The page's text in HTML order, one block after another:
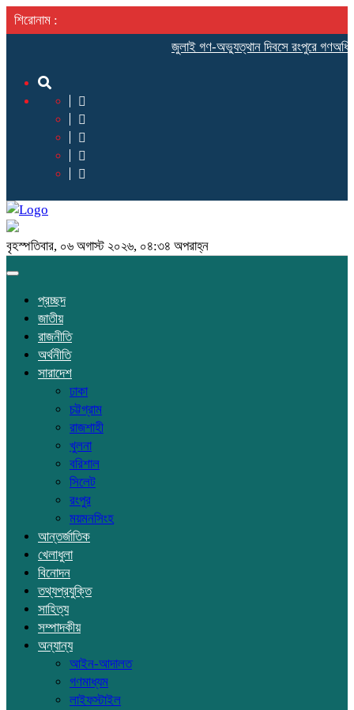
শিরোনাম :
‎জুলাই গণ-অভ্যুত্থান দিবসে রংপুরে
বৃহস্পতিবার, ০৬ অগাস্ট ২০২৬, ০৪:৩৪ অপরাহ্ন
Toggle
প্রচ্ছদ
জাতীয়
রাজনীতি
অর্থনীতি
সারাদেশ
ঢাকা
চট্টগ্রাম
রাজশাহী
খুলনা
বরিশাল
সিলেট
রংপুর
ময়মনসিংহ
আন্তর্জাতিক
খেলাধুলা
বিনোদন
তথ্যপ্রযুক্তি
সাহিত্য
সম্পাদকীয়
অন্যান্য
আইন-আদালত
গণমাধ্যম
লাইফস্টাইল